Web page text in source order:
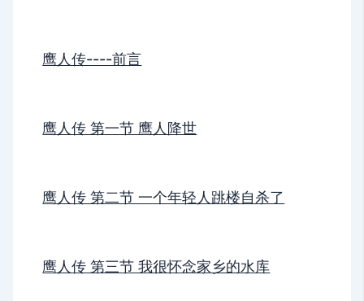
鹰人传----前言
鹰人传 第一节 鹰人降世
鹰人传 第二节 一个年轻人跳楼自杀了
鹰人传 第三节 我很怀念家乡的水库